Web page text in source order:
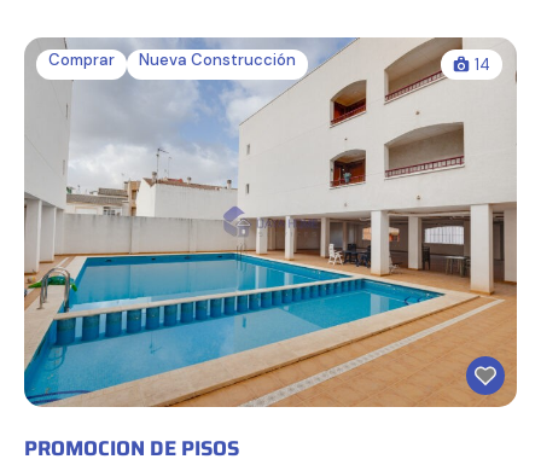
Comprar Nueva Construcción 14
PROMOCION DE PISOS